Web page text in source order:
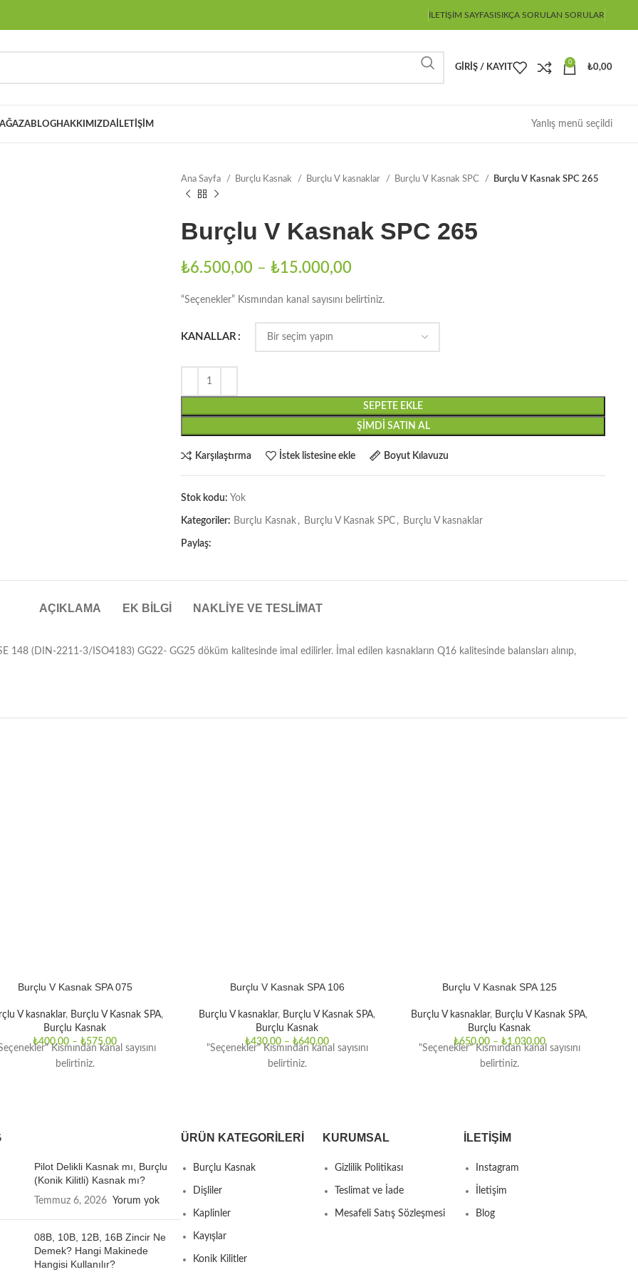
İLETIŞIM SAYFASISIKÇA SORULAN SORULAR
GIRIŞ / KAYIT
0
₺0,00
BLOGHAKKIMIZDA İLETIŞIM Yanlış menü seçildi
Ana Sayfa Burçlu Kasnak Burçlu V kasnaklar Burçlu V Kasnak SPC Burçlu V Kasnak SPC 265
Burçlu V Kasnak SPC 265
₺6.500,00 – ₺15.000,00
“Seçenekler” Kısmından kanal sayısını belirtiniz.
KANALLAR
SEPETE EKLE
ŞIMDI SATIN AL
Karşılaştırma İstek listesine ekle Boyut Kılavuzu
Stok kodu: Yok
Kategoriler: Burçlu Kasnak , Burçlu V Kasnak SPC , Burçlu V kasnaklar
Paylaş:
AÇIKLAMA EK BILGI NAKLIYE VE TESLIMAT
148 (DIN-2211-3/ISO4183) GG22- GG25 döküm kalitesinde imal edilirler. İmal edilen kasnakların Q16 kalitesinde balansları alınıp,
Burçlu V Kasnak SPA 075
V kasnaklar, Burçlu V Kasnak SPA,
Burçlu Kasnak
₺400,00 – ₺575,00
Kısmından kanal sayısını
belirtiniz.
Burçlu V Kasnak SPA 106
Burçlu V kasnaklar, Burçlu V Kasnak SPA,
Burçlu Kasnak
₺430,00 – ₺640,00
"Seçenekler" Kısmından kanal sayısını
belirtiniz.
Burçlu V Kasnak SPA 125
Burçlu V kasnaklar, Burçlu V Kasnak SPA,
Burçlu Kasnak
₺650,00 – ₺1.030,00
"Seçenekler" Kısmından kanal sayısını
belirtiniz.
Pilot Delikli Kasnak mı, Burçlu
(Konik Kilitli) Kasnak mı?
Temmuz 6, 2026 Yorum yok
08B, 10B, 12B, 16B Zincir Ne
Demek? Hangi Makinede
Hangisi Kullanılır?
ÜRÜN KATEGORILERI
Burçlu Kasnak
Dişliler
Kaplinler
Kayışlar
Konik Kilitler
KURUMSAL
Gizlilik Politikası
Teslimat ve İade
Mesafeli Satış Sözleşmesi
İLETIŞIM
Instagram
İletişim
Blog